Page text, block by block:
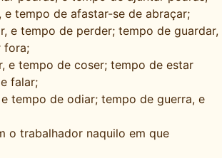
e tempo de afastar-se de abraçar;
e tempo de perder; tempo de guardar,
fora;
e tempo de coser; tempo de estar
falar;
tempo de odiar; tempo de guerra, e
o trabalhador naquilo em que